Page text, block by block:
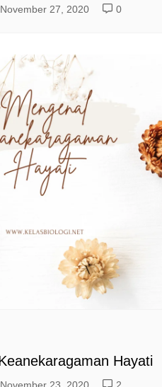
November 27, 2020 0
Hayati